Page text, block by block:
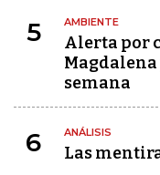
5 AMBIENTE
Alerta por
Magdalena
semana
6 ANÁLISIS
Las